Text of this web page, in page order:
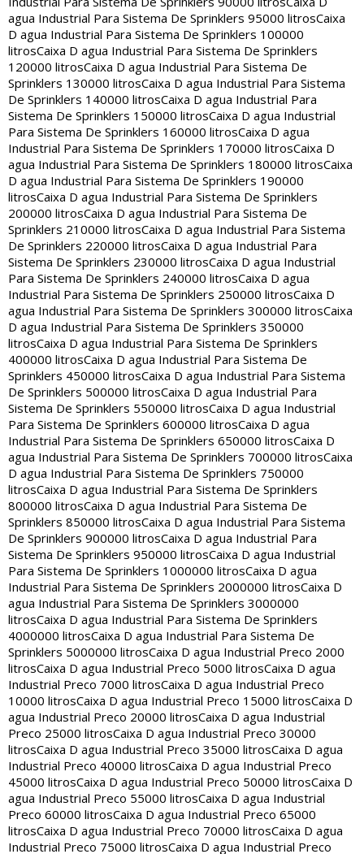
agua Industrial Para Sistema De Sprinklers 95000 litrosCaixa
D agua Industrial Para Sistema De Sprinklers 100000
litrosCaixa D agua Industrial Para Sistema De Sprinklers
120000 litrosCaixa D agua Industrial Para Sistema De
Sprinklers 130000 litrosCaixa D agua Industrial Para Sistema
De Sprinklers 140000 litrosCaixa D agua Industrial Para
Sistema De Sprinklers 150000 litrosCaixa D agua Industrial
Para Sistema De Sprinklers 160000 litrosCaixa D agua
Industrial Para Sistema De Sprinklers 170000 litrosCaixa D
agua Industrial Para Sistema De Sprinklers 180000 litrosCaixa
D agua Industrial Para Sistema De Sprinklers 190000
litrosCaixa D agua Industrial Para Sistema De Sprinklers
200000 litrosCaixa D agua Industrial Para Sistema De
Sprinklers 210000 litrosCaixa D agua Industrial Para Sistema
De Sprinklers 220000 litrosCaixa D agua Industrial Para
Sistema De Sprinklers 230000 litrosCaixa D agua Industrial
Para Sistema De Sprinklers 240000 litrosCaixa D agua
Industrial Para Sistema De Sprinklers 250000 litrosCaixa D
agua Industrial Para Sistema De Sprinklers 300000 litrosCaixa
D agua Industrial Para Sistema De Sprinklers 350000
litrosCaixa D agua Industrial Para Sistema De Sprinklers
400000 litrosCaixa D agua Industrial Para Sistema De
Sprinklers 450000 litrosCaixa D agua Industrial Para Sistema
De Sprinklers 500000 litrosCaixa D agua Industrial Para
Sistema De Sprinklers 550000 litrosCaixa D agua Industrial
Para Sistema De Sprinklers 600000 litrosCaixa D agua
Industrial Para Sistema De Sprinklers 650000 litrosCaixa D
agua Industrial Para Sistema De Sprinklers 700000 litrosCaixa
D agua Industrial Para Sistema De Sprinklers 750000
litrosCaixa D agua Industrial Para Sistema De Sprinklers
800000 litrosCaixa D agua Industrial Para Sistema De
Sprinklers 850000 litrosCaixa D agua Industrial Para Sistema
De Sprinklers 900000 litrosCaixa D agua Industrial Para
Sistema De Sprinklers 950000 litrosCaixa D agua Industrial
Para Sistema De Sprinklers 1000000 litrosCaixa D agua
Industrial Para Sistema De Sprinklers 2000000 litrosCaixa D
agua Industrial Para Sistema De Sprinklers 3000000
litrosCaixa D agua Industrial Para Sistema De Sprinklers
4000000 litrosCaixa D agua Industrial Para Sistema De
Sprinklers 5000000 litrosCaixa D agua Industrial Preco 2000
litrosCaixa D agua Industrial Preco 5000 litrosCaixa D agua
Industrial Preco 7000 litrosCaixa D agua Industrial Preco
10000 litrosCaixa D agua Industrial Preco 15000 litrosCaixa D
agua Industrial Preco 20000 litrosCaixa D agua Industrial
Preco 25000 litrosCaixa D agua Industrial Preco 30000
litrosCaixa D agua Industrial Preco 35000 litrosCaixa D agua
Industrial Preco 40000 litrosCaixa D agua Industrial Preco
45000 litrosCaixa D agua Industrial Preco 50000 litrosCaixa D
agua Industrial Preco 55000 litrosCaixa D agua Industrial
Preco 60000 litrosCaixa D agua Industrial Preco 65000
litrosCaixa D agua Industrial Preco 70000 litrosCaixa D agua
Industrial Preco 75000 litrosCaixa D agua Industrial Preco